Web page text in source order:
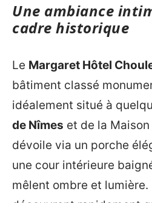
Une ambiance
cadre historique
Le Margaret Hôtel
bâtiment classé
idéalement situé à
de Nîmes et de la Maison
dévoile via un porche
une cour intérieure
mêlent ombre et lumière.